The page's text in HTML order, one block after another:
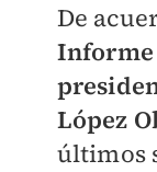
De
Informe
López
últimos